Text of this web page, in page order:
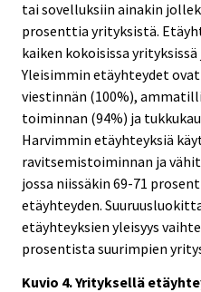
tai sovelluksiin ainakin
prosenttia yrityksistä.
kaiken kokoisissa
Yleisimmin etäyhteydet
viestinnän (100%),
toiminnan (94%) ja
Harvimmin etäyhteyksiä
ravitsemistoiminnan ja
jossa niissäkin 69-71
etäyhteyden.
etäyhteyksien yleisyys
prosentista suurimpien
Kuvio 4. Yrityksellä